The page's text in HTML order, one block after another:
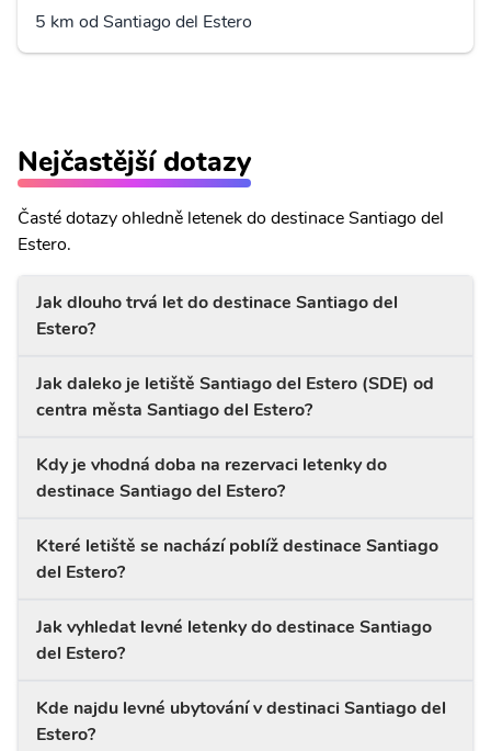
5 km od Santiago del Estero
Nejčastější dotazy
Časté dotazy ohledně letenek do destinace Santiago del
Estero.
Jak dlouho trvá let do destinace Santiago del
Estero?
Jak daleko je letiště Santiago del Estero (SDE) od
centra města Santiago del Estero?
Kdy je vhodná doba na rezervaci letenky do
destinace Santiago del Estero?
Které letiště se nachází poblíž destinace Santiago
del Estero?
Jak vyhledat levné letenky do destinace Santiago
del Estero?
Kde najdu levné ubytování v destinaci Santiago del
Estero?